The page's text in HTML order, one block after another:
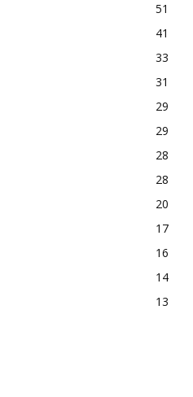
51
41
33
31
29
29
28
28
20
17
16
14
13